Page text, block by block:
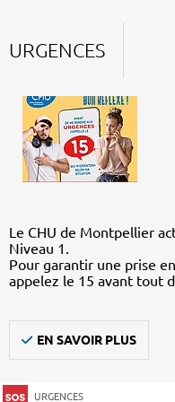
URGENCES
Le CHU de Montpellier
Niveau 1.
Pour garantir une prise
appelez le 15 avant tout
EN SAVOIR PLUS
URGENCES